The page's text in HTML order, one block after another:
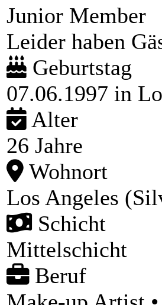
Junior Member
Leider haben
Geburtstag
07.06.1997 in
Alter
26 Jahre
Wohnort
Los Angeles
Schicht
Mittelschicht
Beruf